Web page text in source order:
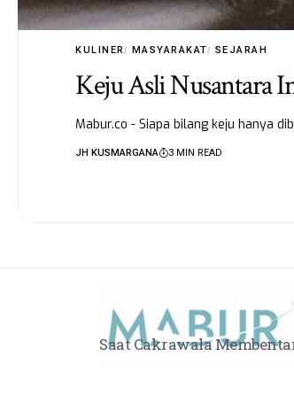
KULINER MASYARAKAT SEJARAH
Keju Asli Nusantara
Mabur.co - Siapa bilang keju hanya
JH KUSMARGANA 3 MIN READ
Saat Cakrawala